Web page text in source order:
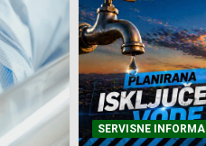
SERVISNE